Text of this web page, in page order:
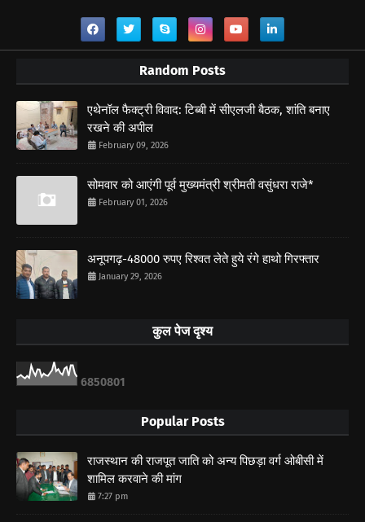
Random Posts
एथेनॉल फैक्ट्री विवाद: टिब्बी में सीएलजी बैठक, शांति बनाए
रखने की अपील
February 09, 2026
सोमवार को आएंगी पूर्व मुख्यमंत्री श्रीमती वसुंधरा राजे*
February 01, 2026
अनूपगढ़-48000 रुपए रिश्वत लेते हुये रंगे हाथो गिरफ्तार
January 29, 2026
कुल पेज दृश्य
6850801
Popular Posts
राजस्थान की राजपूत जाति को अन्य पिछड़ा वर्ग ओबीसी में
शामिल करवाने की मांग
7:27 pm